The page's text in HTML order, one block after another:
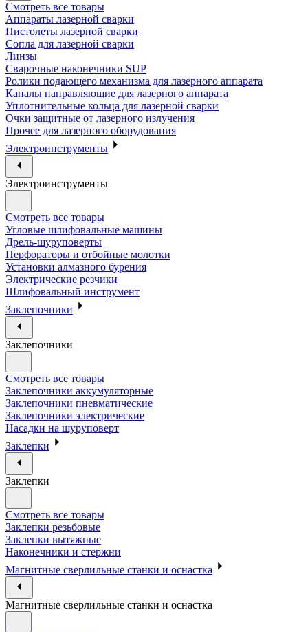
Смотреть все товары
Аппараты лазерной сварки
Пистолеты лазерной сварки
Сопла для лазерной сварки
Линзы
Сварочные наконечники SUP
Ролики подающего механизма для лазерного аппарата
Каналы направляющие для лазерного аппарата
Уплотнительные кольца для лазерной сварки
Очки защитные от лазерного излучения
Прочее для лазерного оборудования
Электроинструменты
Электроинструменты
Смотреть все товары
Угловые шлифовальные машины
Дрель-шуруповерты
Перфораторы и отбойные молотки
Установки алмазного бурения
Электрические резчики
Шлифовальный инструмент
Заклепочники
Заклепочники
Смотреть все товары
Заклепочники аккумуляторные
Заклепочники пневматические
Заклепочники электрические
Насадки на шуруповерт
Заклепки
Заклепки
Смотреть все товары
Заклепки резьбовые
Заклепки вытяжные
Наконечники и стержни
Магнитные сверлильные станки и оснастка
Магнитные сверлильные станки и оснастка